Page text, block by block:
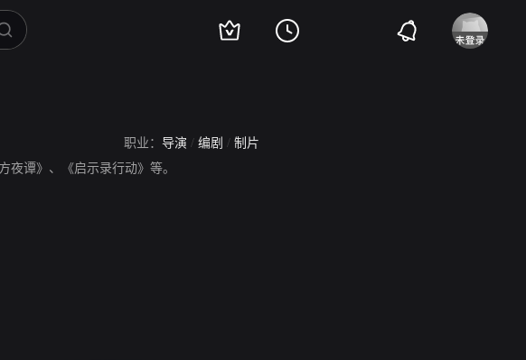
职业： 导演 / 编剧 / 制片
夜谭》、《启示录行动》等。